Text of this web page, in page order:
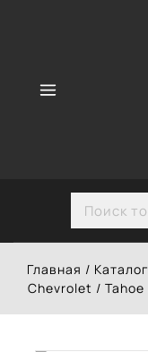
Главная / Каталог
Chevrolet / Tahoe